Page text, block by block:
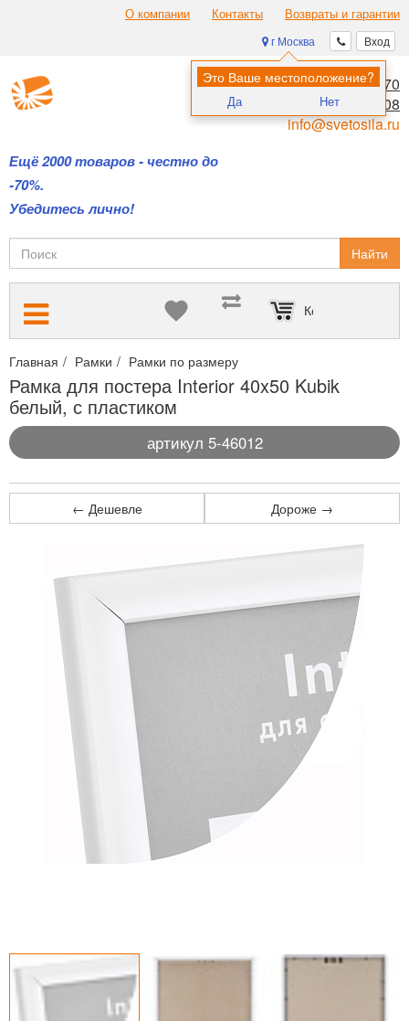
О компании Контакты Возвраты и гарантии
Вход
г Москва
Это Ваше местоположение?
Да Нет
Ещё 2000 товаров - честно до
-70%.
Убедитесь лично!
8 (495) 970-00-70
8 (800) 700-11-08
info@svetosila.ru
Найти
Корзина пуста
Главная Рамки Рамки по размеру
Рамка для постера Interior 40x50 Kubik
белый, с пластиком
артикул 5-46012
← Дешевле Дороже →